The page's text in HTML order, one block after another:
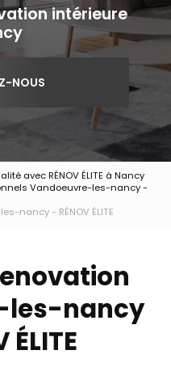
intérieure
NOUS
avec RÉNOV ÉLITE à Nancy
Vandoeuvre-les-nancy -
nancy - RÉNOV ÉLITE
les-nancy
ÉLITE